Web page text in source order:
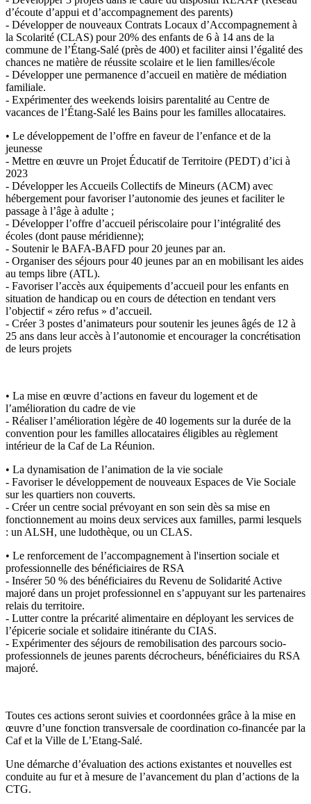
d’écoute d’appui et d’accompagnement des parents)
- Développer de nouveaux Contrats Locaux d’Accompagnement à
la Scolarité (CLAS) pour 20% des enfants de 6 à 14 ans de la
commune de l’Étang-Salé (près de 400) et faciliter ainsi l’égalité des
chances ne matière de réussite scolaire et le lien familles/école
- Développer une permanence d’accueil en matière de médiation
familiale.
- Expérimenter des weekends loisirs parentalité au Centre de
vacances de l’Étang-Salé les Bains pour les familles allocataires.
• Le développement de l’offre en faveur de l’enfance et de la
jeunesse
- Mettre en œuvre un Projet Éducatif de Territoire (PEDT) d’ici à
2023
- Développer les Accueils Collectifs de Mineurs (ACM) avec
hébergement pour favoriser l’autonomie des jeunes et faciliter le
passage à l’âge à adulte ;
- Développer l’offre d’accueil périscolaire pour l’intégralité des
écoles (dont pause méridienne);
- Soutenir le BAFA-BAFD pour 20 jeunes par an.
- Organiser des séjours pour 40 jeunes par an en mobilisant les aides
au temps libre (ATL).
- Favoriser l’accès aux équipements d’accueil pour les enfants en
situation de handicap ou en cours de détection en tendant vers
l’objectif « zéro refus » d’accueil.
- Créer 3 postes d’animateurs pour soutenir les jeunes âgés de 12 à
25 ans dans leur accès à l’autonomie et encourager la concrétisation
de leurs projets
• La mise en œuvre d’actions en faveur du logement et de
l’amélioration du cadre de vie
- Réaliser l’amélioration légère de 40 logements sur la durée de la
convention pour les familles allocataires éligibles au règlement
intérieur de la Caf de La Réunion.
• La dynamisation de l’animation de la vie sociale
- Favoriser le développement de nouveaux Espaces de Vie Sociale
sur les quartiers non couverts.
- Créer un centre social prévoyant en son sein dès sa mise en
fonctionnement au moins deux services aux familles, parmi lesquels
: un ALSH, une ludothèque, ou un CLAS.
• Le renforcement de l’accompagnement à l'insertion sociale et
professionnelle des bénéficiaires de RSA
- Insérer 50 % des bénéficiaires du Revenu de Solidarité Active
majoré dans un projet professionnel en s’appuyant sur les partenaires
relais du territoire.
- Lutter contre la précarité alimentaire en déployant les services de
l’épicerie sociale et solidaire itinérante du CIAS.
- Expérimenter des séjours de remobilisation des parcours socio-
professionnels de jeunes parents décrocheurs, bénéficiaires du RSA
majoré.
Toutes ces actions seront suivies et coordonnées grâce à la mise en
œuvre d’une fonction transversale de coordination co-financée par la
Caf et la Ville de L’Etang-Salé.
Une démarche d’évaluation des actions existantes et nouvelles est
conduite au fur et à mesure de l’avancement du plan d’actions de la
CTG.